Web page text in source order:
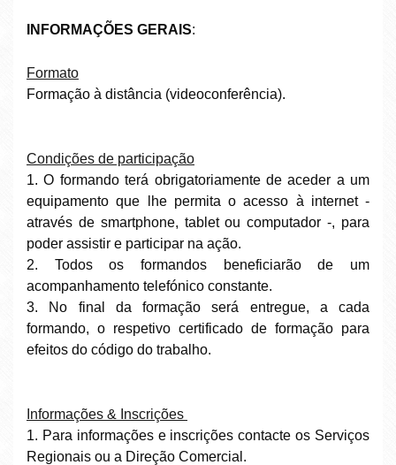
INFORMAÇÕES GERAIS:
Formato
Formação à distância (videoconferência).
Condições de participação
1. O formando terá obrigatoriamente de aceder a um
equipamento que lhe permita o acesso à internet -
através de smartphone, tablet ou computador -, para
poder assistir e participar na ação.
2. Todos os formandos beneficiarão de um
acompanhamento telefónico constante.
3. No final da formação será entregue, a cada
formando, o respetivo certificado de formação para
efeitos do código do trabalho.
Informações & Inscrições
1. Para informações e inscrições contacte os Serviços
Regionais ou a Direção Comercial.